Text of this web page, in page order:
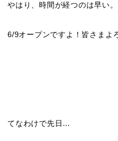
やはり、時間が経つのは早い。
6/9オープンですよ！皆さまよ
てなわけで先日…